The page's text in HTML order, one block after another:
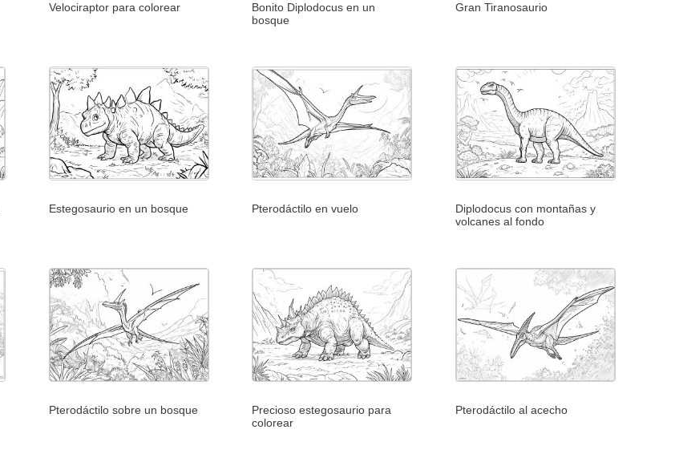
Velociraptor para colorear
Bonito Diplodocus en un
bosque
Gran Tiranosaurio
Estegosaurio en un bosque Pterodáctilo en vuelo
Diplodocus con montañas y
volcanes al fondo
Pterodáctilo sobre un bosque
Precioso estegosaurio para
colorear
Pterodáctilo al acecho